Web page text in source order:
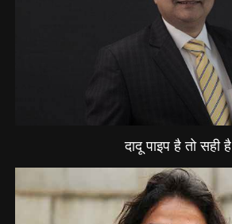
दादू पाइप है तो सही है